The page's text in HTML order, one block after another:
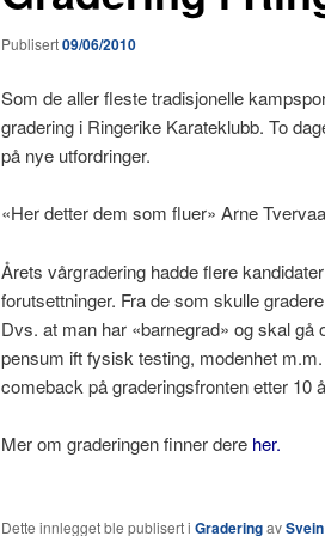
Publisert09/06/2010
Som de aller fleste tradisjonelle
gradering i Ringerike Karateklubb. To
på nye utfordringer.
«Her detter dem som fluer» Arne
Årets vårgradering hadde flere
forutsettninger. Fra de som skulle
Dvs. at man har «barnegrad» og skal
pensum ift fysisk testing, modenhet
comeback på graderingsfronten etter 10
Mer om graderingen finner dere her.
Dette innlegget ble publisert i Graderingav